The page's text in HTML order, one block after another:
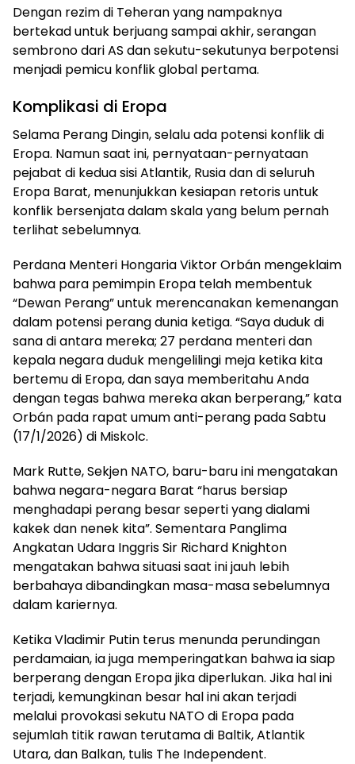
Dengan rezim di Teheran yang nampaknya
bertekad untuk berjuang sampai akhir, serangan
sembrono dari AS dan sekutu-sekutunya berpotensi
menjadi pemicu konflik global pertama.
Komplikasi di Eropa
Selama Perang Dingin, selalu ada potensi konflik di
Eropa. Namun saat ini, pernyataan-pernyataan
pejabat di kedua sisi Atlantik, Rusia dan di seluruh
Eropa Barat, menunjukkan kesiapan retoris untuk
konflik bersenjata dalam skala yang belum pernah
terlihat sebelumnya.
Perdana Menteri Hongaria Viktor Orbán mengeklaim
bahwa para pemimpin Eropa telah membentuk
“Dewan Perang” untuk merencanakan kemenangan
dalam potensi perang dunia ketiga. “Saya duduk di
sana di antara mereka; 27 perdana menteri dan
kepala negara duduk mengelilingi meja ketika kita
bertemu di Eropa, dan saya memberitahu Anda
dengan tegas bahwa mereka akan berperang,” kata
Orbán pada rapat umum anti-perang pada Sabtu
(17/1/2026) di Miskolc.
Mark Rutte, Sekjen NATO, baru-baru ini mengatakan
bahwa negara-negara Barat “harus bersiap
menghadapi perang besar seperti yang dialami
kakek dan nenek kita”. Sementara Panglima
Angkatan Udara Inggris Sir Richard Knighton
mengatakan bahwa situasi saat ini jauh lebih
berbahaya dibandingkan masa-masa sebelumnya
dalam kariernya.
Ketika Vladimir Putin terus menunda perundingan
perdamaian, ia juga memperingatkan bahwa ia siap
berperang dengan Eropa jika diperlukan. Jika hal ini
terjadi, kemungkinan besar hal ini akan terjadi
melalui provokasi sekutu NATO di Eropa pada
sejumlah titik rawan terutama di Baltik, Atlantik
Utara, dan Balkan, tulis The Independent.